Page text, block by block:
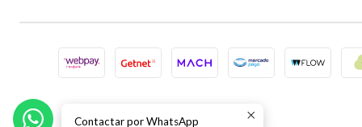
Contactar por WhatsApp